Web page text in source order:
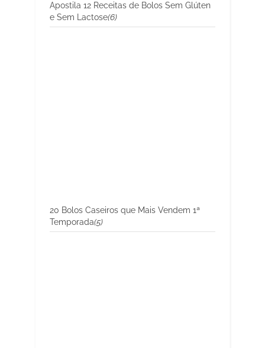
Apostila 12 Receitas de Bolos Sem Glúten
e Sem Lactose(6)
20 Bolos Caseiros que Mais Vendem 1ª
Temporada(5)